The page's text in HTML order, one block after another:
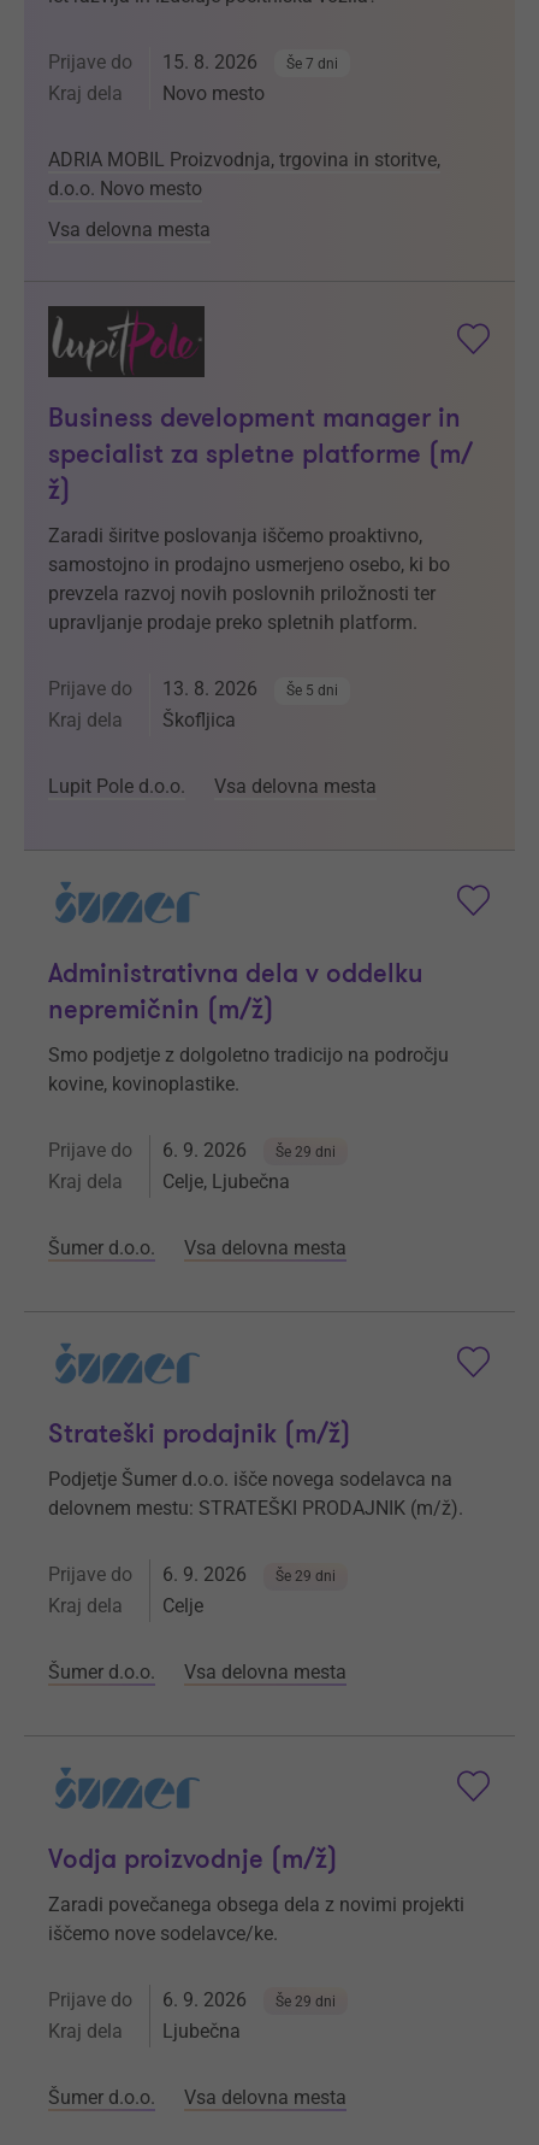
Prijave do 15. 8. 2026 Še 7 dni
Kraj dela Novo mesto
ADRIA MOBIL Proizvodnja, trgovina in storitve,
d.o.o. Novo mesto
Vsa delovna mesta
Business development manager in
specialist za spletne platforme (m/
ž)
Zaradi širitve poslovanja iščemo proaktivno,
samostojno in prodajno usmerjeno osebo, ki bo
prevzela razvoj novih poslovnih priložnosti ter
upravljanje prodaje preko spletnih platform.
Prijave do 13. 8. 2026 Še 5 dni
Kraj dela Škofljica
Lupit Pole d.o.o. Vsa delovna mesta
Administrativna dela v oddelku
nepremičnin (m/ž)
Smo podjetje z dolgoletno tradicijo na področju
kovine, kovinoplastike.
Prijave do 6. 9. 2026 Še 29 dni
Kraj dela Celje, Ljubečna
Šumer d.o.o. Vsa delovna mesta
Strateški prodajnik (m/ž)
Podjetje Šumer d.o.o. išče novega sodelavca na
delovnem mestu: STRATEŠKI PRODAJNIK (m/ž).
Prijave do 6. 9. 2026 Še 29 dni
Kraj dela Celje
Šumer d.o.o. Vsa delovna mesta
Vodja proizvodnje (m/ž)
Zaradi povečanega obsega dela z novimi projekti
iščemo nove sodelavce/ke.
Prijave do 6. 9. 2026 Še 29 dni
Kraj dela Ljubečna
Šumer d.o.o. Vsa delovna mesta